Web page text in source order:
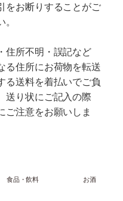
をお断りすることがご
住所不明・誤記など
る住所にお荷物を転送
る送料を着払いでご負
送り状にご記入の際
ご注意をお願いしま
食品・飲料 お酒